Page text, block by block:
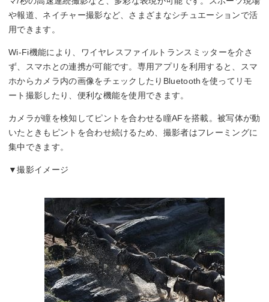
標準：ISO100～102400
拡張：ISO50、204800、409600、819200
JPEG/RAW/HEIF
シャッタースピード
電子：1/8000秒～0.5秒
電子先幕・メカニカル：1/8000秒～30秒
や報道、ネイチャー撮影など、さまざまなシチュエーションで活
用できます。
Wi-Fi機能により、ワイヤレスファイルトランスミッターを介さ
ず、スマホとの連携が可能です。専用アプリを利用すると、スマ
ホからカメラ内の画像をチェックしたりBluetoothを使ってリモ
ート撮影したり、便利な機能を使用できます。
カメラが瞳を検知してピントを合わせる瞳AFを搭載。被写体が動
いたときもピントを合わせ続けるため、撮影者はフレーミングに
集中できます。
▼撮影イメージ